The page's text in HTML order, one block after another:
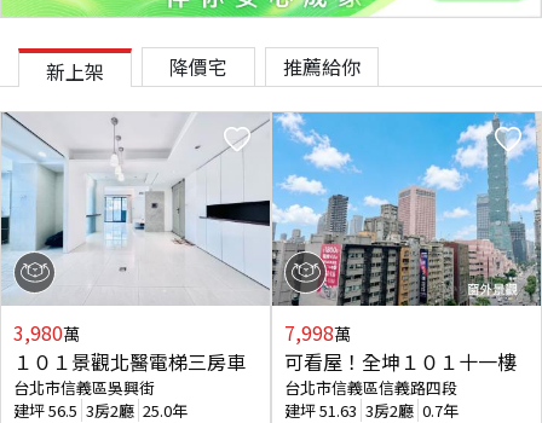
新上架 降價宅 推薦給你
3,980萬
１０１景觀北醫電梯三房車
台北市信義區吳興街
建坪56.5 3房2廳 25.0年
7,998萬
可看屋！全坤１０１十一樓
台北市信義區信義路四段
建坪51.63 3房2廳 0.7年